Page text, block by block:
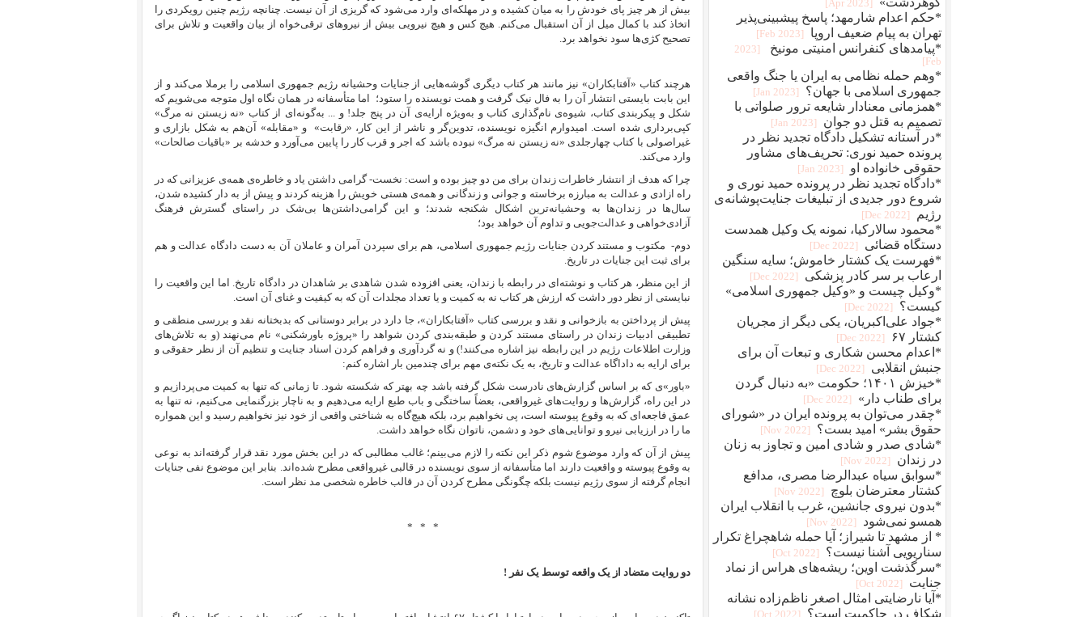
بیش از هر چیز پای خودش را به میان کشیده و در مهلکه‌ای وارد می‌شود که گریزی از آن نیست. چنانچه رژیم چنین رویکردی را
اتخاذ کند با کمال میل از آن استقبال می‌کنم. هیچ کس و هیچ‌ نیرویی بیش از نیروهای ترقی‌خواه از بیان واقعیت و تلاش برای
تصحیح کژی‌ها سود نخواهد برد.
هرچند کتاب «آفتابکاران» نیز مانند هر کتاب دیگری گوشه‌هایی از جنایات وحشیانه رژیم جمهوری اسلامی را برملا می‌کند و از
این بابت بایستی انتشار آن را به فال نیک گرفت و همت نویسنده را ستود؛
اما متأسفانه در همان نگاه اول متوجه می‌شویم که
شکل و پیکربندی کتاب، شیوه‌ی نام‌گذاری کتاب و به‌ویژه ارايه‌ی آن در پنج جلد! و ... به‌گونه‌ای از کتاب «نه زیستن نه مرگ»
کپی‌برداری شده است. امیدوارم انگیزه نویسنده، تدوین‌گر و ناشر از این کار، «رقابت» و «مقابله» آن‌هم به شکل بازاری و
غیراصولی با کتاب چهارجلدی «نه زیستن نه مرگ» نبوده باشد که اجر و قرب کار را پایین می‌آورد و خدشه بر «باقیات صالحات»
وارد می‌کند.
چرا که هدف از انتشار خاطرات زندان برای من دو چیز بوده و است: نخست- گرامی داشتن یاد و خاطره‌ی همه‌ی عزیزانی که در
راه ازادی و عدالت به مبارزه برخاسته و جوانی و زندگانی و همه‌ی هستی خویش را هزینه کردند و پیش از به دار کشیده شدن،
سال‌ها در زندان‌ها به وحشیانه‌ترین اشکال شکنجه شدند؛ و این گرامی‌داشتن‌ها بی‌شک در راستای گسترش فرهنگ
آزادی‌خواهی و عدالت‌جویی و تداوم آن خواهد بود؛
دوم- مکتوب و مستند کردن جنایات رژیم جمهوری اسلامی، هم برای سپردن آمران و عاملان آن به دست دادگاه عدالت و هم
برای ثبت این جنایات در تاریخ.
از این منظر، هر کتاب و نوشته‌ای در رابطه با زندان، یعنی افزوده شدن شاهدی بر شاهدان در دادگاه تاریخ. اما این واقعیت را
نبایستی از نظر دور داشت که ارزش هر کتاب نه به کمیت و یا تعداد مجلدات آن که به کیفیت و غنای آن است.
پیش از پرداختن به بازخوانی و نقد و بررسی کتاب «آفتابکاران»، جا دارد در برابر دوستانی که بدبختانه نقد و بررسی منطقی و
تطبیقی ادبیات زندان در راستای مستند کردن و طبقه‌بندی کردن شواهد را «پروژه‌ باورشکنی» نام می‌نهند (و به تلاش‌های
وزارت اطلاعات رژیم در این رابطه نیز اشاره می‌کنند!) و نه گردآوری و فراهم کردن اسناد جنایت و تنظیم آن از نظر حقوقی و
برای ارایه به داداگاه عدالت و تاریخ، به یک نکته‌ی مهم برای چندمین بار اشاره کنم:
«باور»ی که بر اساس گزارش‌های نادرست شکل گرفته باشد چه بهتر که شکسته شود. تا زمانی که تنها به کمیت می‌پردازیم و
در این راه، گزارش‌ها‌ و روایت‌های غیرواقعی، بعضاً ساختگی و باب طبع ارایه می‌دهیم و به ناچار بزرگنمایی می‌کنیم، نه تنها به
عمق فاجعه‌ای که به وقوع پیوسته است، پی نخواهیم برد، بلکه هیچ‌گاه به شناختی واقعی از خود نیز نخواهیم رسید و این همواره
ما را در ارزیابی نیرو و توانایی‌های خود و دشمن، ناتوان نگاه خواهد داشت.
پیش از آن که وارد موضوع شوم ذکر این نکته را لازم می‌بینم؛ غالب مطالبی که در این بخش مورد نقد قرار گرفته‌اند به نوعی
به وقوع پیوسته و واقعیت دارند اما متأسفانه از سوی نویسنده در قالبی غیرواقعی مطرح شده‌اند. بنابر این موضوع نفی جنایات
انجام گرفته از سوی رژیم نیست بلکه چگونگی مطرح کردن آن در قالب خاطره شخصی مد نظر است.
*
*
*
دو روایت متضاد از یک واقعه توسط یک نفر !
[2023 Apr]
*حکم اعدام شارمهد؛ پاسخ پیشبینی‌پذیر
تهران به پیام ضعیف اروپا
[2023 Feb]
*پیامدهای کنفرانس امنیتی مونیخ
[2023
Feb]
*وهم حمله نظامی به ایران یا جنگ واقعی
جمهوری اسلامی با جهان؟
[2023 Jan]
*همزمانی معنادار شایعه ترور صلواتی با
تصمیم به قتل دو جوان
[2023 Jan]
*در آستانه تشکیل دادگاه تجدید نظر در
پرونده حمید نوری: تحریف‌های مشاور
حقوقی خانواده او
[2023 Jan]
*دادگاه تجدید نظر در پرونده حمید نوری و
شروع دور جدیدی از تبلیغات جنایت‌پوشانه‌ی
رژیم
[2022 Dec]
*محمود سالارکیا، نمونه یک وکیل همدست
دستگاه قضائی
[2022 Dec]
*فهرست یک کشتار خاموش؛ سایه سنگین
ارعاب بر سر کادر پزشکی
[2022 Dec]
*وکیل چیست و «وکیل جمهوری اسلامی»
کیست؟
[2022 Dec]
*جواد علی‌اکبریان، یکی دیگر از مجریان
کشتار ۶۷
[2022 Dec]
*اعدام محسن شکاری و تبعات آن برای
جنبش انقلابی
[2022 Dec]
*خیزش ۱۴۰۱؛ حکومت «به دنبال گردن
برای طناب دار»
[2022 Dec]
*چقدر می‌توان به پرونده ایران در «شورای
حقوق بشر» امید بست؟
[2022 Nov]
*شادی صدر و شادی امین و تجاوز به زنان
در زندان
[2022 Nov]
*سوابق سیاه عبدالرضا مصری، مدافع
کشتار معترضان بلوچ
[2022 Nov]
*بدون نیروی جانشین، غرب با انقلاب ایران
همسو نمی‌شود
[2022 Nov]
* از مشهد تا شیراز؛ آیا حمله شاهچراغ تکرار
سناریویی آشنا نیست؟
[2022 Oct]
*سرگذشت اوین؛ ریشه‌های هراس از نماد
جنایت
[2022 Oct]
*آیا نارضایتی امثال اصغر ناظم‌زاده نشانه
شکاف در حاکمیت است؟
[2022 Oct]